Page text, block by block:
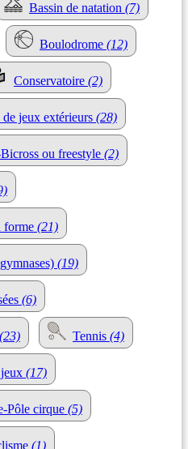
Bassin de natation (7)
Boulodrome (12)
Conservatoire (2)
jeux extérieurs (28)
ou freestyle (2)
forme (21)
(19)
(6)
(23) Tennis (4)
(17)
Pôle cirque (5)
(1)